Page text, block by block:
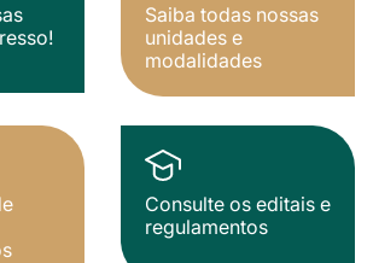
Saiba todas nossas
unidades e
modalidades
Consulte os editais e
regulamentos